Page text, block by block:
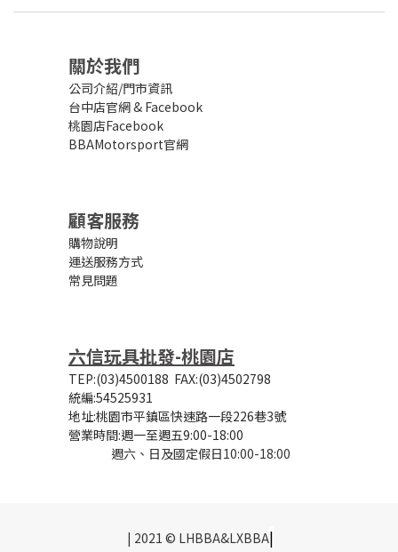
關於我們
公司介紹/門市資訊
台中店官網& Facebook
桃園店Facebook
BBAMotorsport官網
顧客服務
購物說明
運送服務方式
常見問題
六信玩具批發-桃園店
TEP:(03)4500188 FAX:(03)4502798
統編:54525931
地址:桃園市平鎮區快速路一段226巷3號
營業時間:週一至週五9:00-18:00
週六、日及國定假日10:00-18:00
| 2021 © LHBBA&LXBBA|